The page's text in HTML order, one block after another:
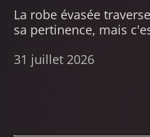
La robe évasée
sa pertinence, mais
31 juillet 2026